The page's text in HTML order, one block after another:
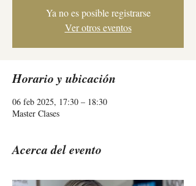
Ya no es posible registrarse
Ver otros eventos
Horario y ubicación
06 feb 2025, 17:30 – 18:30
Master Clases
Acerca del evento